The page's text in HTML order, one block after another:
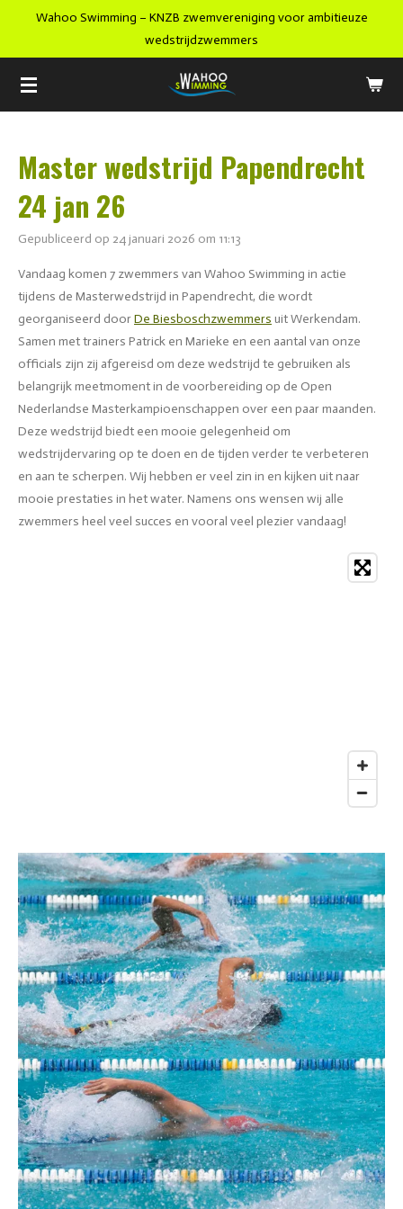
de
hoofdinhoud
Wahoo Swimming – KNZB zwemvereniging voor ambitieuze
wedstrijdzwemmers
Master wedstrijd Papendrecht
24 jan 26
Gepubliceerd op 24 januari 2026 om 11:13
Vandaag komen 7 zwemmers van Wahoo Swimming in actie
tijdens de Masterwedstrijd in Papendrecht, die wordt
georganiseerd doorDe Biesboschzwemmers uit Werkendam.
Samen met trainers Patrick en Marieke en een aantal van onze
officials zijn zij afgereisd om deze wedstrijd te gebruiken als
belangrijk meetmoment in de voorbereiding op de Open
Nederlandse Masterkampioenschappen over een paar maanden.
Deze wedstrijd biedt een mooie gelegenheid om
wedstrijdervaring op te doen en de tijden verder te verbeteren
en aan te scherpen. Wij hebben er veel zin in en kijken uit naar
mooie prestaties in het water. Namens ons wensen wij alle
zwemmers heel veel succes en vooral veel plezier vandaag!